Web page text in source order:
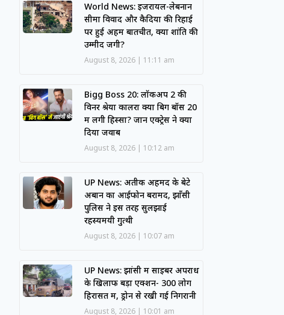
World News: इजरायल-लेबनान
सीमा विवाद और कैदियों की रिहाई
पर हुई अहम बातचीत, क्या शांति की
उम्मीद जगी?
August 8, 2026 11:11 am
Bigg Boss 20: लॉकअप 2 की
विनर श्रेया कालरा क्या बिग बॉस 20
में लेंगी हिस्सा? जानें एक्ट्रेस ने क्या
दिया जवाब
August 8, 2026 10:12 am
UP News: अतीक अहमद के बेटे
अबान का आईफोन बरामद, झाँसी
पुलिस ने इस तरह सुलझाई
रहस्यमयी गुत्थी
August 8, 2026 10:07 am
UP News: झांसी में साइबर अपराध
के खिलाफ बड़ा एक्शन- 300 लोग
हिरासत में, ड्रोन से रखी गई निगरानी
August 8, 2026 10:01 am